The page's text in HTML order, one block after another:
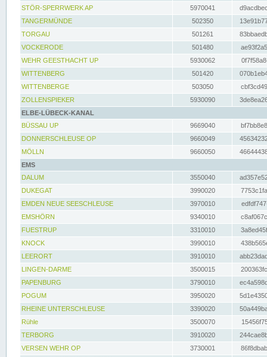
STÖR-SPERRWERK AP 5970041
TANGERMÜNDE
502350
TORGAU
501261
VOCKERODE
501480
WEHR GEESTHACHT UP
5930062
WITTENBERG
501420
WITTENBERGE
503050
ZOLLENSPIEKER
5930090
ELBE-LÜBECK-KANAL
BÜSSAU UP
9669040
DONNERSCHLEUSE OP
9660049
MÖLLN
9660050
EMS
DALUM
3550040
DUKEGAT
3990020
EMDEN NEUE SEESCHLEUSE
3970010
EMSHÖRN
9340010
FUESTRUP
3310010
KNOCK
3990010
LEERORT
3910010
LINGEN-DARME
3500015
PAPENBURG
3790010
POGUM
3950020
RHEINE UNTERSCHLEUSE
3390020
Rühle
3500070
TERBORG
3910020
VERSEN WEHR OP
3730001